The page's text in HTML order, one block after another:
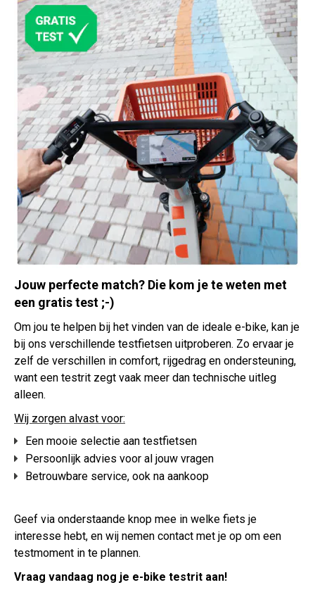
Jouw perfecte match? Die kom je te weten met
een gratis test ;-)
Om jou te helpen bij het vinden van de ideale e-bike, kan je
bij ons verschillende testfietsen uitproberen. Zo ervaar je
zelf de verschillen in comfort, rijgedrag en ondersteuning,
want een testrit zegt vaak meer dan technische uitleg
alleen.
Wij zorgen alvast voor:
Een mooie selectie aan testfietsen
Persoonlijk advies voor al jouw vragen
Betrouwbare service, ook na aankoop
Geef via onderstaande knop mee in welke fiets je
interesse hebt, en wij nemen contact met je op om een
testmoment in te plannen.
Vraag vandaag nog je e-bike testrit aan!